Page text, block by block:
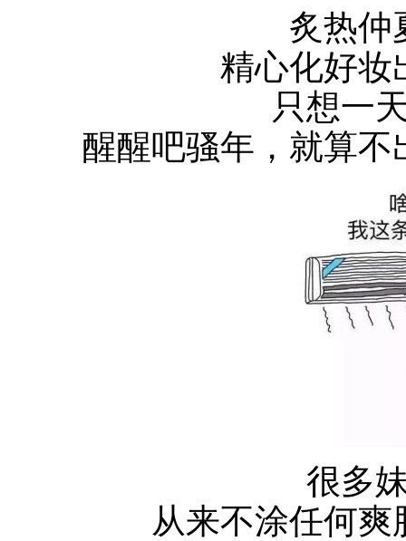
炙热仲
精心化好妆
只想一
醒醒吧骚年，就算
很多
从来不涂任何